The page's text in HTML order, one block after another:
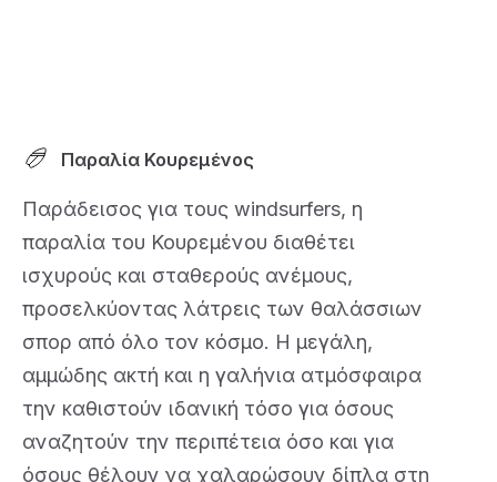
Παραλία Κουρεμένος
Παράδεισος για τους windsurfers, η
παραλία του Κουρεμένου διαθέτει
ισχυρούς και σταθερούς ανέμους,
προσελκύοντας λάτρεις των θαλάσσιων
σπορ από όλο τον κόσμο. Η μεγάλη,
αμμώδης ακτή και η γαλήνια ατμόσφαιρα
την καθιστούν ιδανική τόσο για όσους
αναζητούν την περιπέτεια όσο και για
όσους θέλουν να χαλαρώσουν δίπλα στη